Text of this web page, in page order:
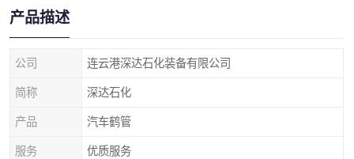
产品描述
公司 连云港深达石化装备有限公司
简称 深达石化
产品 汽车鹤管
服务 优质服务